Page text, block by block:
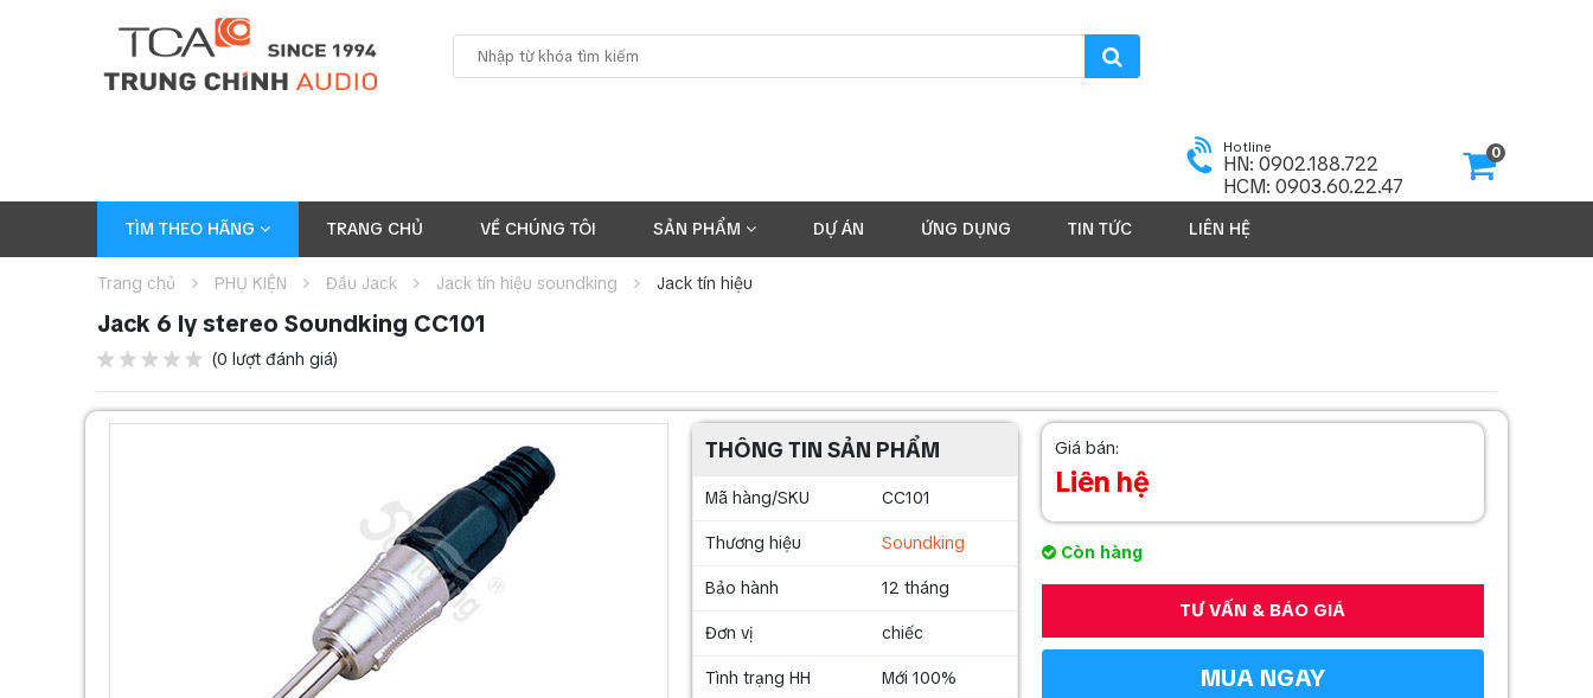
Hotline
HN: 0902.188.722
HCM: 0903.60.22.47
0
TÌM THEO HÃNG TRANG CHỦ VỀ CHÚNG TÔI SẢN PHẨM DỰ ÁN ỨNG DỤNG TIN TỨC LIÊN HỆ
Trang chủ PHỤ KIỆN Đầu Jack Jack tín hiệu soundking Jack tín hiệu
Jack 6 ly stereo Soundking CC101
(0 lượt đánh giá)
THÔNG TIN SẢN PHẨM
Mã hàng/SKU CC101
Thương hiệu Soundking
Bảo hành 12 tháng
Đơn vị chiếc
Tình trạng HH Mới 100%
Giá bán:
Liên hệ
Còn hàng
TƯ VẤN & BÁO GIÁ
MUA NGAY